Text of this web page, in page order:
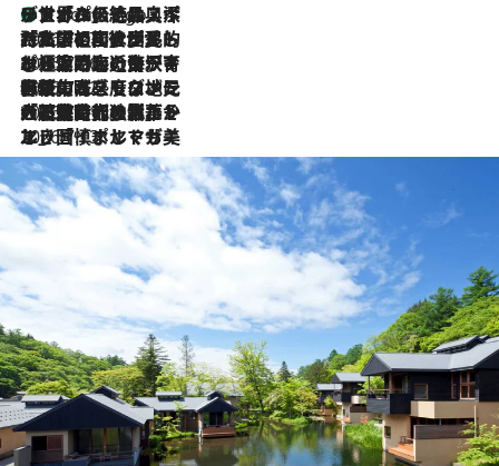
6 Hours Ago
リスボンの絶品スイーツ「パステル・デ・ナタ」とは？ポルトガル伝統の奥深い世界へ
2026.7.27
「私の祖国はポルトガル語です」国民的詩人フェルナンド・ペソアと、彼が愛した文学の街を歩く
2026.7.26
ポルトガル近海が育む極上の海の幸。キリリと冷えた白ワインと愉しむ、シーフード専門店の贅沢
2026.7.22
伝統の味をモダンに昇華。高感度な地元客が集う、リスボンの最旬ガストロノミー
2026.7.21
大航海時代の栄華から、震災、独裁、そして革命へ。ポルトガル・首都リスボンの石畳に刻まれた「歴史の光と影」
2026.7.13
エッセイ・ヤマザキマリ「慎ましくも美しき国 ポルトガル」